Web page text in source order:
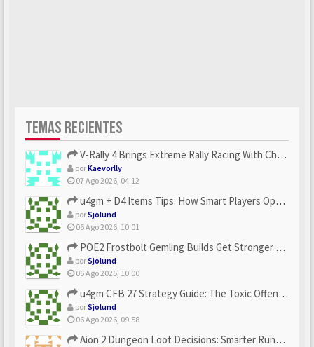
TEMAS RECIENTES
V-Rally 4 Brings Extreme Rally Racing With Challenging Track...
porKaevorlly
07 Ago 2026, 04:12
u4gm + D4 Items Tips: How Smart Players Optimize Gear, Build...
porSjolund
06 Ago 2026, 10:01
POE2 Frostbolt Gemling Builds Get Stronger With u4gm’s Ice C...
porSjolund
06 Ago 2026, 10:00
u4gm CFB 27 Strategy Guide: The Toxic Offensive Scheme Your ...
porSjolund
06 Ago 2026, 09:58
Aion 2 Dungeon Loot Decisions: Smarter Runs With U4N